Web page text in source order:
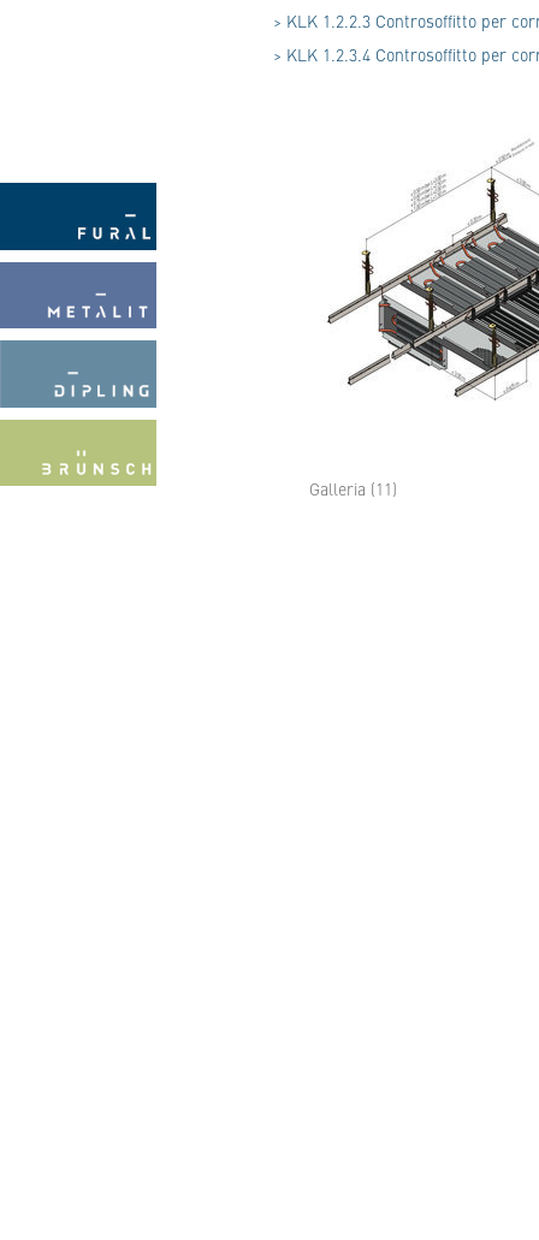
> KLK 1.2.2.3 Controsoffitto per
> KLK 1.2.3.4 Controsoffitto per
Galleria (11)